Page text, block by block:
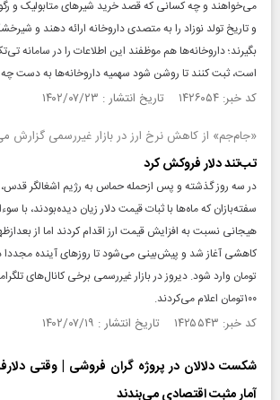
می‌خواهند و چه کسانی که قصد خرید شیرهای متابولیک و
و تاریخ تولد نوزاد را به متصدی داروخانه ارائه دهند و
بگیرند؛ داروخانه‌ها هم موظفند این اطلاعات را در سامانه
است، ثبت کنند تا روشن شود سهمیه داروخانه‌ها به دست
کد خبر: ۱۴۲۶۰۵۴ تاریخ انتشار : ۱۴۰۲/۰۷/۲۳
«جام‌جم» از کاهش نرخ ارز در بازار غیررسمی گزارش
تب‌تند دلار فروکش کرد
در سه روز گذشته و پس ازحمله حماس به رژیم اشغالگر
سفته‌بازان که ماه‌ها با ثبات قیمت دلار زیان دیده‌بودند، با
هیجانی نسبت به افزایش قیمت ارز اقدام کردند اما از
۱۰۰تومان اعلام می‌کردند.
کد خبر: ۱۴۲۵۵۴۳ تاریخ انتشار : ۱۴۰۲/۰۷/۱۹
شکست دلالان در پروژه گران‌ فروشی | وقتی
آمار مثبت اقتصادی می‌بندند